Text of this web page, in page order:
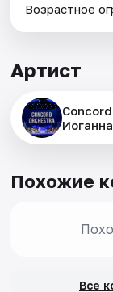
Возрастное
Артист
Похожие
Все